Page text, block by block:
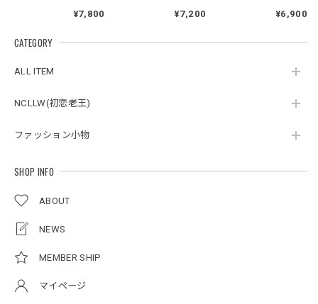
CATEGORY
ALL ITEM
NCLLW(初恋老王)
ファッション小物
SHOP INFO
ABOUT
NEWS
MEMBER SHIP
マイページ
ボタンアクセント ポロシャツ / Button Accent Polo Shirt
¥7,800
ム / Washed Wide¥7,200 ¥6,900